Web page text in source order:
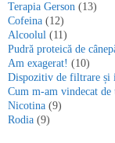
Terapia Gerson (13)
Cofeina (12)
Alcoolul (11)
Pudră proteică de
Am exagerat! (10)
Dispozitiv de filtrare și
Cum m-am vindecat
Nicotina (9)
Rodia (9)